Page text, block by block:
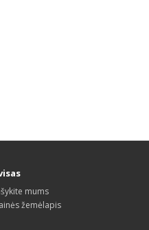
mums
žemėlapis